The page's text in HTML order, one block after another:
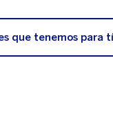
que tenemos para tí